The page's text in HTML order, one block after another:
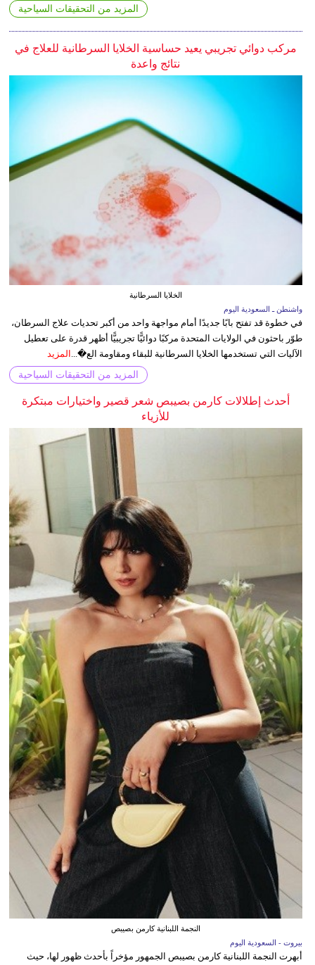
المزيد من التحقيقات السياحية
مركب دوائي تجريبي يعيد حساسية الخلايا السرطانية للعلاج في
نتائج واعدة
الخلايا السرطانية
واشنطن ـ السعودية اليوم
في خطوة قد تفتح بابًا جديدًا أمام مواجهة واحد من أكبر تحديات علاج السرطان،
طوّر باحثون في الولايات المتحدة مركبًا دوائيًّا تجريبيًّا أظهر قدرة على تعطيل
الآليات التي تستخدمها الخلايا السرطانية للبقاء ومقاومة الع�...
المزيد
المزيد من التحقيقات السياحية
أحدث إطلالات كارمن بصيبص شعر قصير واختيارات مبتكرة
للأزياء
النجمة اللبنانية كارمن بصيبص
بيروت - السعودية اليوم
أبهرت النجمة اللبنانية كارمن بصيبص الجمهور مؤخراً بأحدث ظهور لها، حيث